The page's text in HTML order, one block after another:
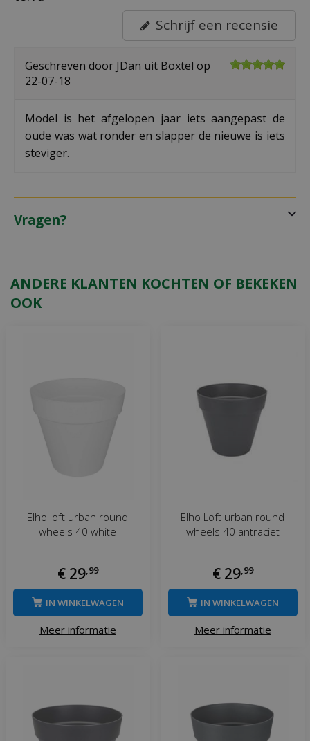
Schrijf een recensie
Geschreven door JDan uit Boxtel op
22-07-18
Model is het afgelopen jaar iets aangepast de
oude was wat ronder en slapper de nieuwe is iets
steviger.
Vragen?
ANDERE KLANTEN KOCHTEN OF BEKEKEN
OOK
Elho loft urban round
wheels 40 white
€ 29,99
Meer informatie
IN WINKELWAGEN
Elho Loft urban round
wheels 40 antraciet
€ 29,99
Meer informatie
IN WINKELWAGEN